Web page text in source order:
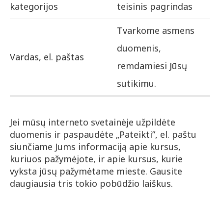
kategorijos
teisinis pagrindas
Vardas, el. paštas
Tvarkome asmens
duomenis,
remdamiesi Jūsų
sutikimu.
Jei mūsų interneto svetainėje užpildėte
duomenis ir paspaudėte „Pateikti”, el. paštu
siunčiame Jums informaciją apie kursus,
kuriuos pažymėjote, ir apie kursus, kurie
vyksta jūsų pažymėtame mieste. Gausite
daugiausia tris tokio pobūdžio laiškus.